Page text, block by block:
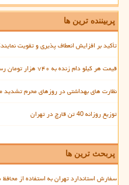
پربیننده ترین ها
تأکید بر افزایش انعطاف پذیری و تقویت
قیمت هر کیلو دام زنده به ۷۴۰ هزار تومان رسید
نظارت های بهداشتی در روزهای محرم
توزیع روزانه 40 تن قارچ در تهران
پربحث ترین ها
سفارش استاندارد تهران به استفاده از محافظ